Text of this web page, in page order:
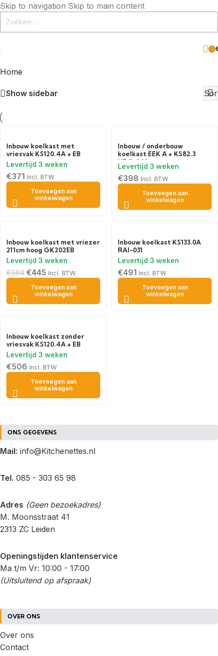
Skip to navigation Skip to main content
Home
Show sidebar
Inbouw koelkast met
vriesvak KS120.4A + EB
€371 Incl. BTW
Toevoegen aan
winkelwagen
Inbouw / onderbouw
koelkast EEK A + KS82.3
HRG-140
€398 Incl. BTW
Toevoegen aan
winkelwagen
Inbouw koelkast met vriezer
211cm hoog GK202EB
€584 €445 Incl. BTW
Toevoegen aan
winkelwagen
Inbouw koelkast KS133.0A
RAI-031
€491 Incl. BTW
Toevoegen aan
winkelwagen
Inbouw koelkast zonder
vriesvak KS120.4A + EB
€506 Incl. BTW
Toevoegen aan
winkelwagen
ONS GEGEVENS
Mail: info@Kitchenettes.nl
Tel. 085 - 303 65 98
Adres (Geen bezoekadres)
M. Moonsstraat 41
2313 ZC Leiden
Openingstijden klantenservice
Ma t/m Vr: 10:00 - 17:00
(Uitsluitend op afspraak)
OVER ONS
Over ons
Contact